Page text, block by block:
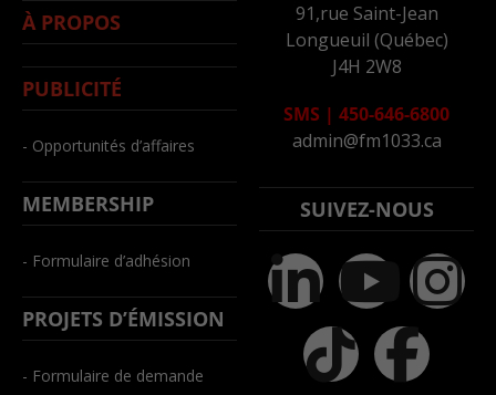
À PROPOS
PUBLICITÉ
- Opportunités d’affaires
MEMBERSHIP
- Formulaire d’adhésion
PROJETS D’ÉMISSION
- Formulaire de demande
91,rue Saint-Jean
Longueuil (Québec)
J4H 2W8
SMS | 450-646-6800
admin@fm1033.ca
SUIVEZ-NOUS